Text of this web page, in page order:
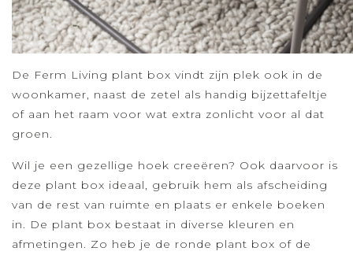
De Ferm Living plant box vindt zijn plek ook in de
woonkamer, naast de zetel als handig bijzettafeltje
of aan het raam voor wat extra zonlicht voor al dat
groen.
Wil je een gezellige hoek creeëren? Ook daarvoor is
deze plant box ideaal, gebruik hem als afscheiding
van de rest van ruimte en plaats er enkele boeken
in. De plant box bestaat in diverse kleuren en
afmetingen. Zo heb je de ronde plant box of de